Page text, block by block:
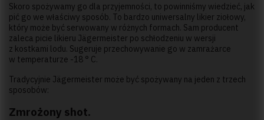
Skoro spożywamy go dla przyjemności, to powinniśmy wiedzieć, jak
pić go we właściwy sposób. To bardzo uniwersalny likier ziołowy,
który może być serwowany w różnych formach. Sam producent
zaleca picie likieru Jägermeister po schłodzeniu w wersji
z kostkami lodu. Sugeruje przechowywanie go w zamrażarce
w temperaturze -18 ° C.
Tradycyjnie Jägermeister może być spożywany na jeden z trzech
sposobów:
Zmrożony shot.